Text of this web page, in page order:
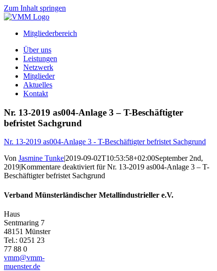
Zum Inhalt springen
Mitgliederbereich
Über uns
Leistungen
Netzwerk
Mitglieder
Aktuelles
Kontakt
Nr. 13-2019 as004-Anlage 3 – T-Beschäftigter
befristet Sachgrund
Nr. 13-2019 as004-Anlage 3 - T-Beschäftigter befristet Sachgrund
Von Jasmine Tunke|2019-09-02T10:53:58+02:00September 2nd,
2019|Kommentare deaktiviertfür Nr. 13-2019 as004-Anlage 3 – T-
Beschäftigter befristet Sachgrund
Verband Münsterländischer Metallindustrieller e.V.
Haus
Sentmaring 7
48151 Münster
Tel.: 0251 23
77 88 0
vmm@vmm-
muenster.de